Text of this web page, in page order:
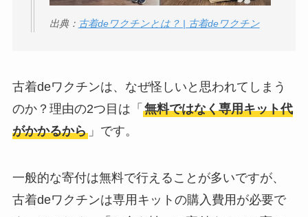
出典： 古着deワクチンとは？ | 古着deワクチン
古着deワクチンは、なぜ怪しいと思われてしまう
のか？理由の2つ目は「 無料ではなく専用キット代
がかかるから」です。
一般的な寄付は無料で行えることが多いですが、
古着deワクチンは専用キットの購入費用が必要で